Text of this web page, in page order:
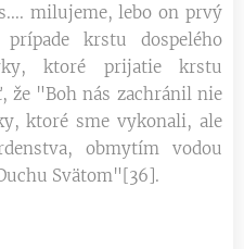
milujeme, lebo on prvý
krstu dospelého
ktoré prijatie krstu
že "Boh nás zachránil nie
ktoré sme vykonali, ale
obmytím vodou
Svätom"[36].